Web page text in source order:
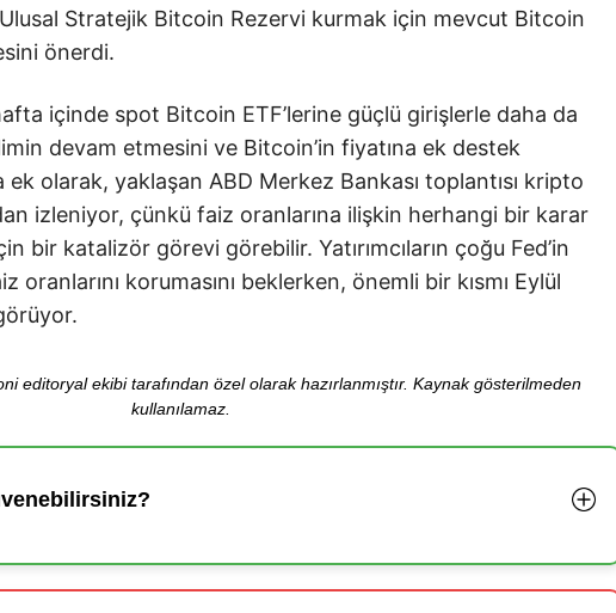
Stratejik Bitcoin Rezervi kurmak için mevcut Bitcoin
önerdi.
içinde spot Bitcoin ETF’lerine güçlü girişlerle daha da
devam etmesini ve Bitcoin’in fiyatına ek destek
ek olarak, yaklaşan ABD Merkez Bankası toplantısı kripto
izleniyor, çünkü faiz oranlarına ilişkin herhangi bir karar
bir katalizör görevi görebilir. Yatırımcıların çoğu Fed’in
oranlarını korumasını beklerken, önemli bir kısmı Eylül
editoryal ekibi tarafından özel olarak hazırlanmıştır. Kaynak gösterilmeden
kullanılamaz.